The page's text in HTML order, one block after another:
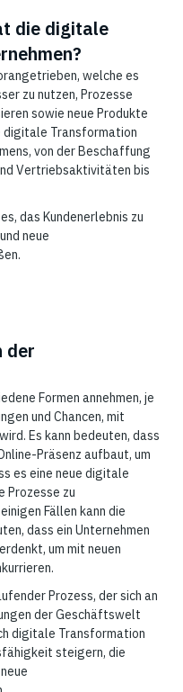
die digitale
welche es
zu nutzen, Prozesse
sowie neue Produkte
digitale Transformation
von der Beschaffung
Vertriebsaktivitäten bis
das Kundenerlebnis zu
neue
der
Formen annehmen, je
und Chancen, mit
Es kann bedeuten, dass
Präsenz aufbaut, um
es eine neue digitale
Prozesse zu
Fällen kann die
dass ein Unternehmen
um mit neuen
Prozess, der sich an
der Geschäftswelt
digitale Transformation
steigern, die